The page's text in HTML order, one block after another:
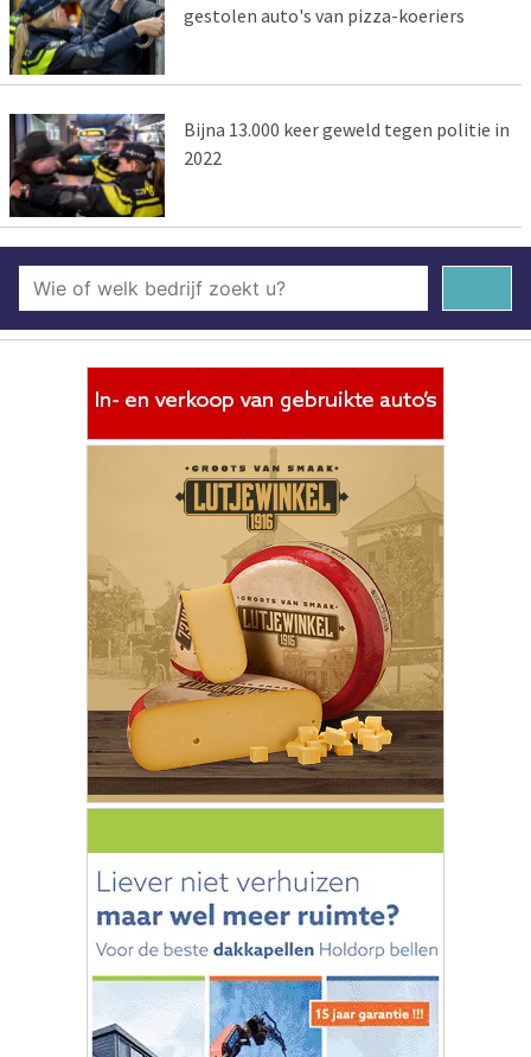
gestolen auto's van pizza-koeriers
Bijna 13.000 keer geweld tegen politie in
2022